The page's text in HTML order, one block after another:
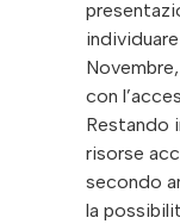
con
Restando
risorse
secondo
la